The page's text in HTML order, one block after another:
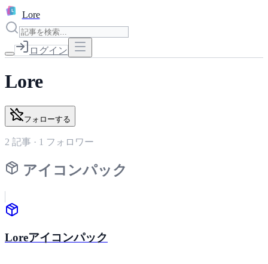
L Lore
ログイン
Lore
フォローする
2 記事 · 1 フォロワー
アイコンパック
Loreアイコンパック